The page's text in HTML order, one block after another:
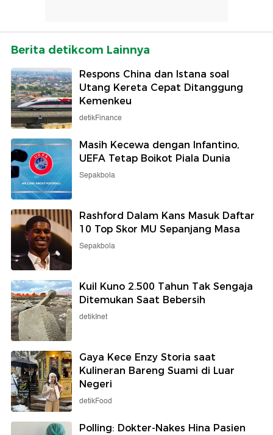
Berita detikcom Lainnya
Respons China dan Istana soal
Utang Kereta Cepat Ditanggung
Kemenkeu
detikFinance
Masih Kecewa dengan Infantino,
UEFA Tetap Boikot Piala Dunia
Sepakbola
Rashford Dalam Kans Masuk Daftar
10 Top Skor MU Sepanjang Masa
Sepakbola
Kuil Kuno 2.500 Tahun Tak Sengaja
Ditemukan Saat Bebersih
detikInet
Gaya Kece Enzy Storia saat
Kulineran Bareng Suami di Luar
Negeri
detikFood
Polling: Dokter-Nakes Hina Pasien